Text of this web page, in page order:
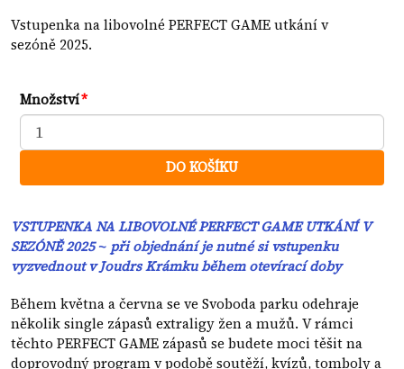
Vstupenka na libovolné PERFECT GAME utkání v
sezóně 2025.
Množství
DO KOŠÍKU
VSTUPENKA NA LIBOVOLNÉ PERFECT GAME UTKÁNÍ V
SEZÓNĚ 2025 ~ při objednání je nutné si vstupenku
vyzvednout v Joudrs Krámku během otevírací doby
Během května a června se ve Svoboda parku odehraje
několik single zápasů extraligy žen a mužů. V rámci
těchto PERFECT GAME zápasů se budete moci těšit na
doprovodný program v podobě soutěží, kvízů, tomboly a